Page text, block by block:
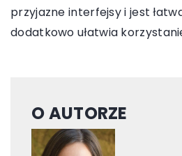
przyjazne interfejsy i jest
dodatkowo ułatwia
O AUTORZE